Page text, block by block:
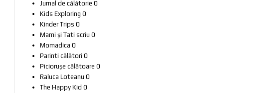
Jurnal de călătorie 0
Kids Exploring 0
Kinder Trips 0
Mami și Tati scriu 0
Momadica 0
Parinti călători 0
Piciorușe călătoare 0
Raluca Loteanu 0
The Happy Kid 0